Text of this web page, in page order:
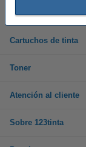
Cartuchos de tinta
Toner
Atención al cliente
Sobre 123tinta